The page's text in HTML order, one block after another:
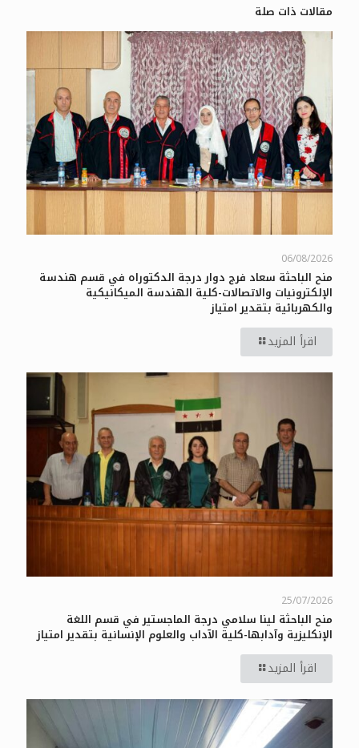
مقالات ذات صلة
06/08/2026
منح الباحثة سعاد فرج دوار درجة الدكتوراه في قسم هندسة
الإلكترونيات والاتصالات-كلية الهندسة الميكانيكية
والكهربائية بتقدير امتياز
اقرأ المزيد
25/07/2026
منح الباحثة لينا سلامي درجة الماجستير في قسم اللغة
الإنكليزية وآدابها-كلية الآداب والعلوم الإنسانية بتقدير امتياز
اقرأ المزيد